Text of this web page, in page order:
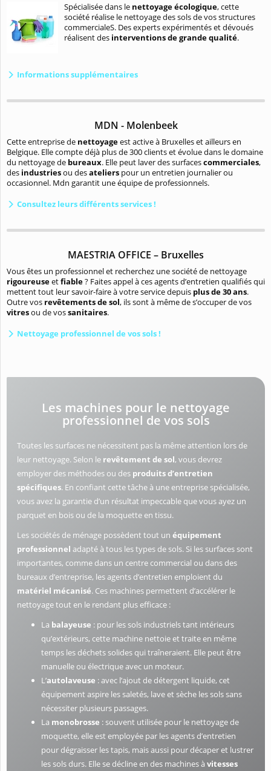
Spécialisée dans le nettoyage écologique, cette
société réalise le nettoyage des sols de vos structures
commercialeS. Des experts expérimentés et dévoués
réalisent des interventions de grande qualité.
Informations supplémentaires
MDN - Molenbeek
Cette entreprise de nettoyageest active à Bruxelles et ailleurs en
Belgique. Elle compte déjà plus de 300 clients et évolue dans le domaine
du nettoyage de bureaux. Elle peut laver des surfacescommerciales,
des industriesou desateliers pour un entretien journalier ou
occasionnel. Mdn garantit une équipe de professionnels.
Consultez leurs différents services !
MAESTRIA OFFICE – Bruxelles
Vous êtes un professionnel et recherchez une société de nettoyage
rigoureuseetfiable? Faites appel à ces agents d’entretien qualifiés qui
mettent tout leur savoir-faire à votre service depuis plus de 30 ans.
Outre vos revêtements de sol, ils sont à même de s’occuper de vos
vitresou de vossanitaires.
Nettoyage professionnel de vos sols !
Les machines pour le nettoyage
professionnel de vos sols
Toutes les surfaces ne nécessitent pas la même attention lors de
leur nettoyage. Selon le revêtement de sol, vous devrez
employer des méthodes ou des produits d’entretien
spécifiques. En confiant cette tâche à une entreprise spécialisée,
vous avez la garantie d’un résultat impeccable que vous ayez un
parquet en bois ou de la moquette en tissu.
Les sociétés de ménage possèdent tout un équipement
professionnel adapté à tous les types de sols. Si les surfaces sont
importantes, comme dans un centre commercial ou dans des
bureaux d’entreprise, les agents d’entretien emploient du
matériel mécanisé. Ces machines permettent d’accélérer le
nettoyage tout en le rendant plus efficace :
La balayeuse : pour les sols industriels tant intérieurs
qu’extérieurs, cette machine nettoie et traite en même
temps les déchets solides qui traîneraient. Elle peut être
manuelle ou électrique avec un moteur.
L’autolaveuse : avec l’ajout de détergent liquide, cet
équipement aspire les saletés, lave et sèche les sols sans
nécessiter plusieurs passages.
La monobrosse : souvent utilisée pour le nettoyage de
moquette, elle est employée par les agents d’entretien
pour dégraisser les tapis, mais aussi pour décaper et lustrer
les sols durs. Elle se décline en des machines à vitesses